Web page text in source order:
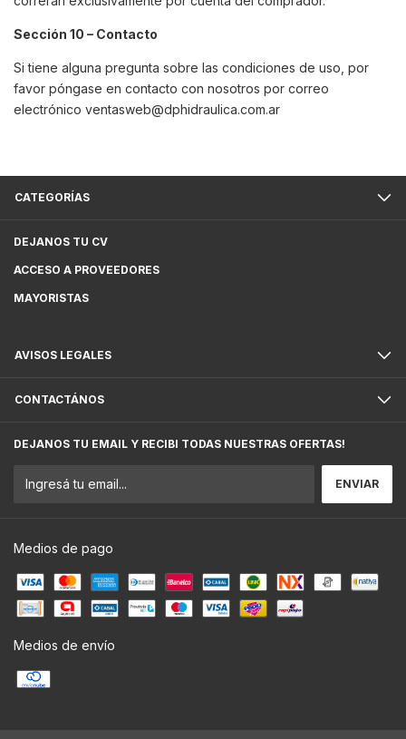
Sección 10 – Contacto
Si tiene alguna pregunta sobre las condiciones de uso, por
favor póngase en contacto con nosotros por correo
electrónico ventasweb@dphidraulica.com.ar
CATEGORÍAS
DEJANOS TU CV
ACCESO A PROVEEDORES
MAYORISTAS
AVISOS LEGALES
CONTACTÁNOS
DEJANOS TU EMAIL Y RECIBI TODAS NUESTRAS OFERTAS!
Medios de pago
Medios de envío